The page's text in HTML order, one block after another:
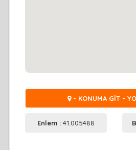
- KONUMA GİT -
Enlem :41.005488